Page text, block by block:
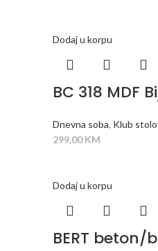
Dodaj u korpu
BC 318 MDF
Dnevna soba, Klub
299,00KM
Dodaj u korpu
BERT beton/